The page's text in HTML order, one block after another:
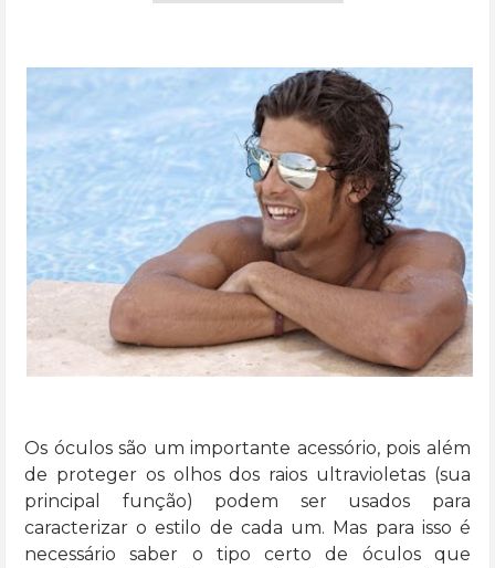
Os óculos são um importante acessório, pois além
de proteger os olhos dos raios ultravioletas (sua
principal função) podem ser usados para
caracterizar o estilo de cada um. Mas para isso é
necessário saber o tipo certo de óculos que